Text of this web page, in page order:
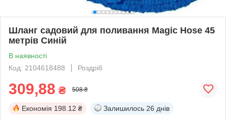
Шланг садовий для поливання Magic Hose 45
метрів Синій
В наявності
Код: 2104618488
Роздріб
309,88 ₴ 508 ₴
Економія 198.12 ₴ Залишилось 26 днів